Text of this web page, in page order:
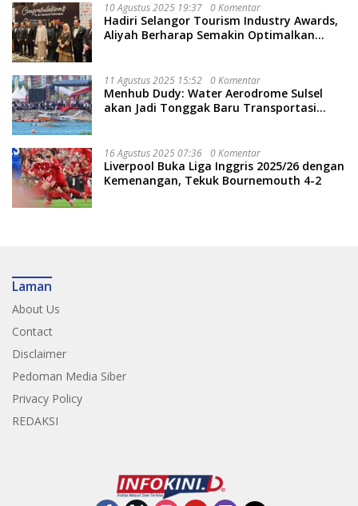
10 Agustus 2025 19:37 0 Komentar
Hadiri Selangor Tourism Industry Awards,
Aliyah Berharap Semakin Optimalkan
11 Agustus 2025 15:52 0 Komentar
Menhub Dudy: Water Aerodrome Sulsel
akan Jadi Tonggak Baru Transportasi
16 Agustus 2025 07:36 0 Komentar
Liverpool Buka Liga Inggris 2025/26 dengan
Kemenangan, Tekuk Bournemouth 4-2
Laman
About Us
Contact
Disclaimer
Pedoman Media Siber
Privacy Policy
REDAKSI